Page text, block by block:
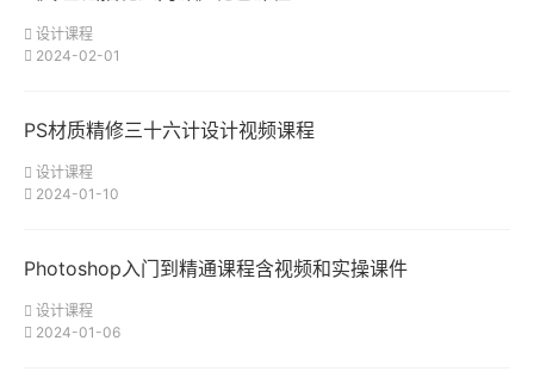
设计课程
2024-02-01
PS材质精修三十六计设计视频课程
设计课程
2024-01-10
Photoshop入门到精通课程含视频和实操课件
设计课程
2024-01-06